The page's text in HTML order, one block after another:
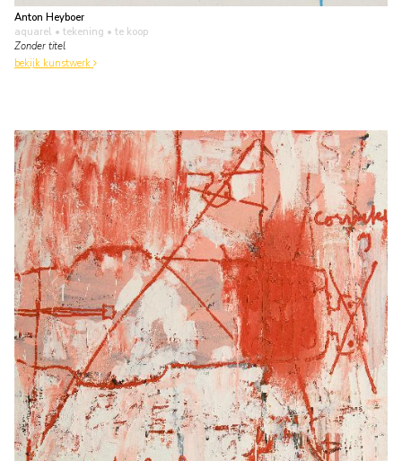
Anton Heyboer
aquarel • tekening • te koop
Zonder titel
bekijk kunstwerk